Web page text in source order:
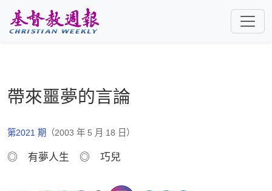
帶來噩夢的言論
第2021 期 （2003 年 5 月 18 日）
◎ 有夢人生 ◎ 巧兒